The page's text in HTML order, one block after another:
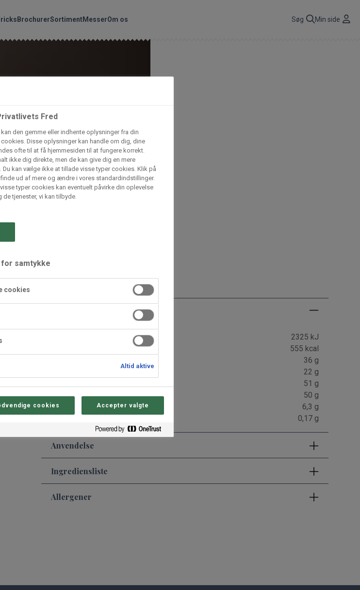
BrochurerSortimentMesserOm os Søg Min side
Næringsindhold pr. 100g
2325 kJ
555 kcal
36 g
22 g
51 g
- heraf sukkerarter
50 g
Protein
6,3 g
0,17 g
Anvendelse
Ingrediensliste
Allergener
Søgprodukter
L. C. Lauritzen A/S
favoritter!
gå tabt! Opret en profil nu og start din
professionelle fællesskab og få
opskrifter og produkter - når som helst,
hvor som helst.
ind Opret profil
Fred
den gemme eller indhente oplysninger fra din
Disse oplysninger kan handle om dig, dine
ofte til at få hjemmesiden til at fungere korrekt.
ikke dig direkte, men de kan give dig en mere
kan vælge ikke at tillade visse typer cookies. Klik på
ud af mere og ændre i vores standardindstillinger.
typer cookies kan eventuelt påvirke din oplevelse
tjenester, vi kan tilbyde.
samtykke
cookies
Altid aktive
cookies Accepter valgte